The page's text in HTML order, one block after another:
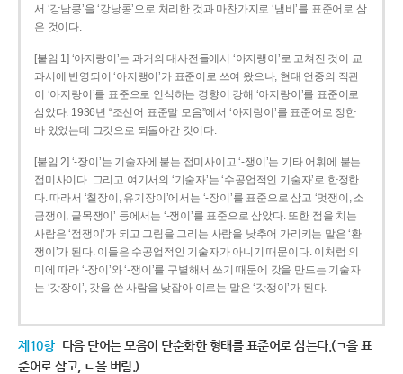
서 ‘강남콩’을 ‘강낭콩’으로 처리한 것과 마찬가지로 ‘냄비’를 표준어로 삼
은 것이다.
[붙임 1] ‘아지랑이’는 과거의 대사전들에서 ‘아지랭이’로 고쳐진 것이 교
과서에 반영되어 ‘아지랭이’가 표준어로 쓰여 왔으나, 현대 언중의 직관
이 ‘아지랑이’를 표준으로 인식하는 경향이 강해 ‘아지랑이’를 표준어로
삼았다. 1936년 “조선어 표준말 모음”에서 ‘아지랑이’를 표준어로 정한
바 있었는데 그것으로 되돌아간 것이다.
[붙임 2] ‘-장이’는 기술자에 붙는 접미사이고 ‘-쟁이’는 기타 어휘에 붙는
접미사이다. 그리고 여기서의 ‘기술자’는 ‘수공업적인 기술자’로 한정한
다. 따라서 ‘칠장이, 유기장이’에서는 ‘-장이’를 표준으로 삼고 ‘멋쟁이, 소
금쟁이, 골목쟁이’ 등에서는 ‘-쟁이’를 표준으로 삼았다. 또한 점을 치는
사람은 ‘점쟁이’가 되고 그림을 그리는 사람을 낮추어 가리키는 말은 ‘환
쟁이’가 된다. 이들은 수공업적인 기술자가 아니기 때문이다. 이처럼 의
미에 따라 ‘-장이’와 ‘-쟁이’를 구별해서 쓰기 때문에 갓을 만드는 기술자
는 ‘갓장이’, 갓을 쓴 사람을 낮잡아 이르는 말은 ‘갓쟁이’가 된다.
제10항 다음 단어는 모음이 단순화한 형태를 표준어로 삼는다.(ㄱ을 표
준어로 삼고, ㄴ을 버림.)